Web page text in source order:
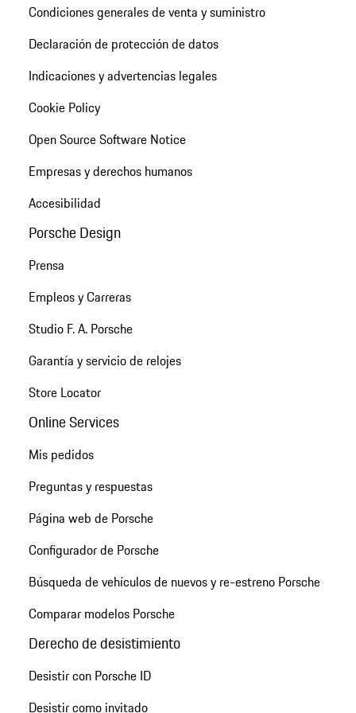
Condiciones generales de venta y suministro
Declaración de protección de datos
Indicaciones y advertencias legales
Cookie Policy
Open Source Software Notice
Empresas y derechos humanos
Accesibilidad
Porsche Design
Prensa
Empleos y Carreras
Studio F. A. Porsche
Garantía y servicio de relojes
Store Locator
Online Services
Mis pedidos
Preguntas y respuestas
Página web de Porsche
Configurador de Porsche
Búsqueda de vehículos de nuevos y re-estreno Porsche
Comparar modelos Porsche
Derecho de desistimiento
Desistir con Porsche ID
Desistir como invitado